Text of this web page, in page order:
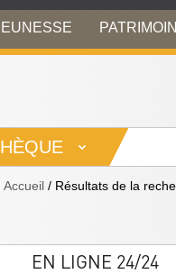
Accueil / Résultats de la
EN LIGNE 24/24